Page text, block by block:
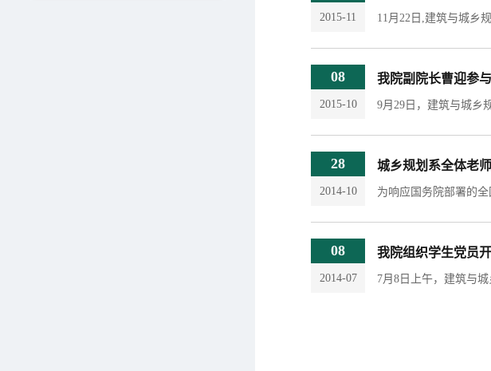
2015-11
08
2015-10
我院副院长曹迎参
28
2014-10
城乡规划系全体老
08
2014-07
我院组织学生党员